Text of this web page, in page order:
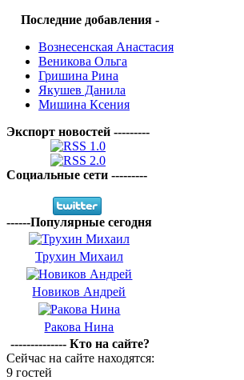
Последние добавления -
Вознесенская Анастасия
Веникова Ольга
Гришина Рина
Якушев Данила
Мишина Ксения
Экспорт новостей ---------
Социальные сети ---------
------Популярные сегодня
Трухин Михаил
Новиков Андрей
Ракова Нина
-------------- Кто на сайте?
Сейчас на сайте находятся:
9 гостей